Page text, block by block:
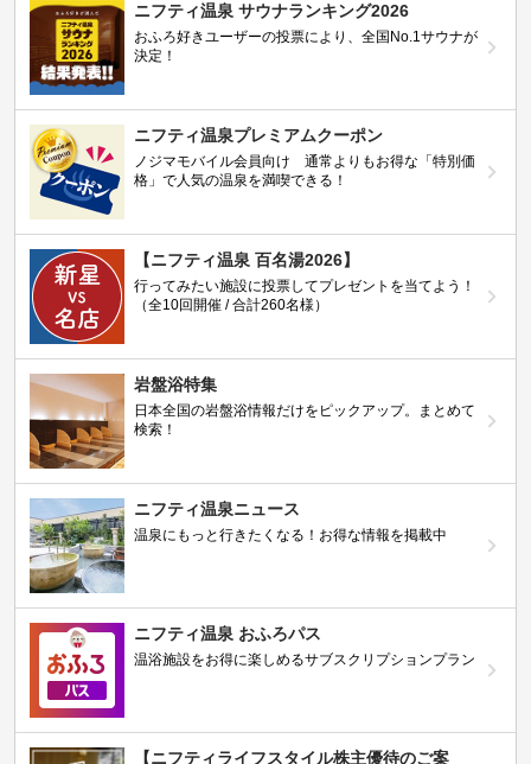
ニフティ温泉 サウナランキング2026
おふろ好きユーザーの投票により、全国No.1サウナが
決定！
ニフティ温泉プレミアムクーポン
ノジマモバイル会員向け 通常よりもお得な「特別価
格」で人気の温泉を満喫できる！
【ニフティ温泉 百名湯2026】
行ってみたい施設に投票してプレゼントを当てよう！
（全10回開催 / 合計260名様）
岩盤浴特集
日本全国の岩盤浴情報だけをピックアップ。まとめて
検索！
ニフティ温泉ニュース
温泉にもっと行きたくなる！お得な情報を掲載中
ニフティ温泉 おふろパス
温浴施設をお得に楽しめるサブスクリプションプラン
【ニフティライフスタイル株主優待のご案